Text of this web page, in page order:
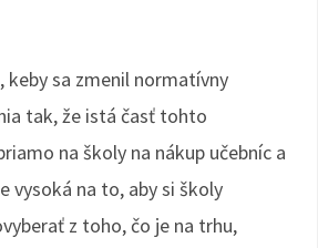
keby sa zmenil normatívny
tak, že istá časť tohto
na školy na nákup učebníc a
vysoká na to, aby si školy
z toho, čo je na trhu,